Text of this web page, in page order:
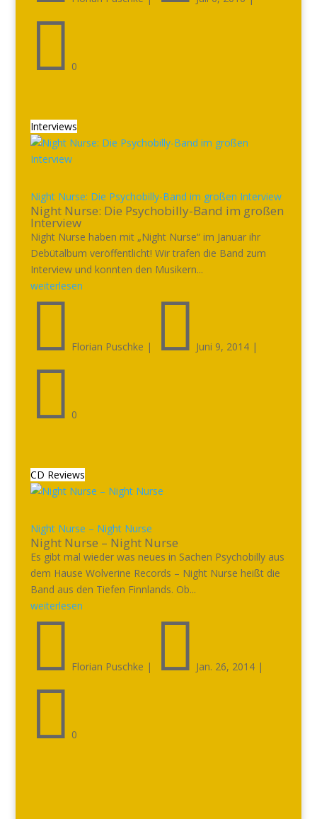
 0
Interviews
Night Nurse: Die Psychobilly-Band im großen Interview
Night Nurse: Die Psychobilly-Band im großen
Interview
Night Nurse haben mit „Night Nurse“ im Januar ihr
Debütalbum veröffentlicht! Wir trafen die Band zum
Interview und konnten den Musikern...
weiterlesen
 Florian Puschke |  Juni 9, 2014|
 0
CD Reviews
Night Nurse – Night Nurse
Night Nurse – Night Nurse
Es gibt mal wieder was neues in Sachen Psychobilly aus
dem Hause Wolverine Records – Night Nurse heißt die
Band aus den Tiefen Finnlands. Ob...
weiterlesen
 Florian Puschke |  Jan. 26, 2014|
 0